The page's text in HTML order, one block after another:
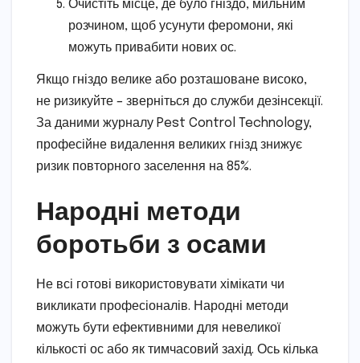
Очистіть місце, де було гніздо, мильним
розчином, щоб усунути феромони, які
можуть привабити нових ос.
Якщо гніздо велике або розташоване високо,
не ризикуйте – зверніться до служби дезінсекції.
За даними журналу Pest Control Technology,
професійне видалення великих гнізд знижує
ризик повторного заселення на 85%.
Народні методи
боротьби з осами
Не всі готові використовувати хімікати чи
викликати професіоналів. Народні методи
можуть бути ефективними для невеликої
кількості ос або як тимчасовий захід. Ось кілька